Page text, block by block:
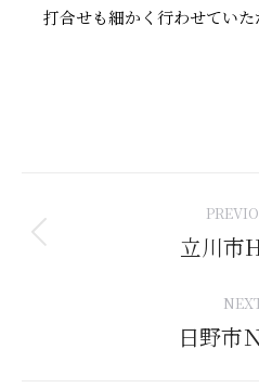
打合せも細かく行わせていた
navigation立川市
日野市